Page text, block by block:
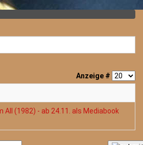
Anzeige #
All (1982) - ab 24.11. als Mediabook